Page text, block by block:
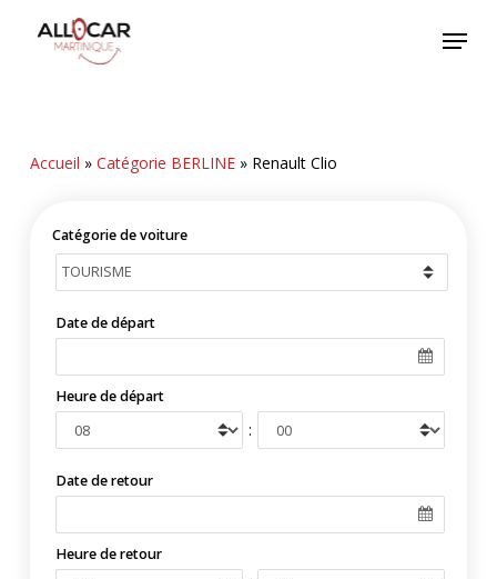
Menu
Accueil » Catégorie BERLINE» Renault Clio
Catégorie de voiture
Date de départ
Heure de départ
:
Date de retour
Heure de retour